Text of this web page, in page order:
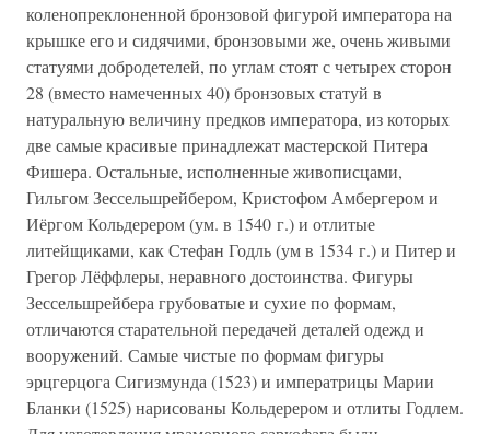
коленопреклоненной бронзовой фигурой императора на
крышке его и сидячими, бронзовыми же, очень живыми
статуями добродетелей, по углам стоят с четырех сторон
28 (вместо намеченных 40) бронзовых статуй в
натуральную величину предков императора, из которых
две самые красивые принадлежат мастерской Питера
Фишера. Остальные, исполненные живописцами,
Гильгом Зессельшрейбером, Кристофом Амбергером и
Иёргом Кольдерером (ум. в 1540 г.) и отлитые
литейщиками, как Стефан Годль (ум в 1534 г.) и Питер и
Грегор Лёффлеры, неравного достоинства. Фигуры
Зессельшрейбера грубоватые и сухие по формам,
отличаются старательной передачей деталей одежд и
вооружений. Самые чистые по формам фигуры
эрцгерцога Сигизмунда (1523) и императрицы Марии
Бланки (1525) нарисованы Кольдерером и отлиты Годлем.